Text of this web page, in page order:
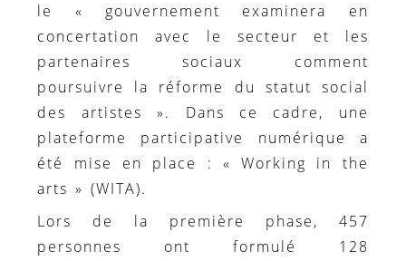
le « gouvernement examinera en
concertation avec le secteur et les
partenaires sociaux comment
poursuivre la réforme du statut social
des artistes ». Dans ce cadre, une
plateforme participative numérique a
été mise en place : « Working in the
arts » (WITA).
Lors de la première phase, 457
personnes ont formulé 128